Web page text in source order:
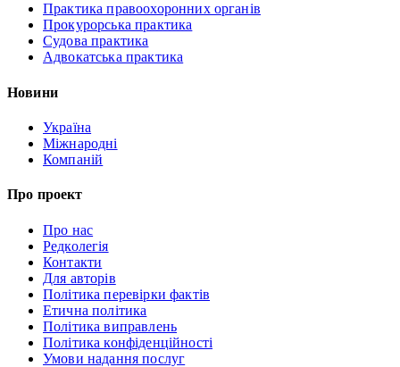
Практика правоохоронних органів
Прокурорська практика
Судова практика
Адвокатська практика
Новини
Україна
Міжнародні
Компаній
Про проект
Про нас
Редколегія
Контакти
Для авторів
Політика перевірки фактів
Етична політика
Політика виправлень
Політика конфіденційності
Умови надання послуг